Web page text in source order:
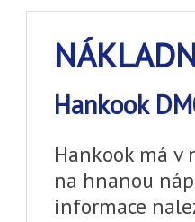
Hankook
Hankook má
na hnanou
informace